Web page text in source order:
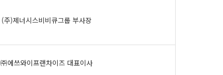
(주)제너시스비비큐그룹 부사장
㈜에쓰와이프랜차이즈 대표이사